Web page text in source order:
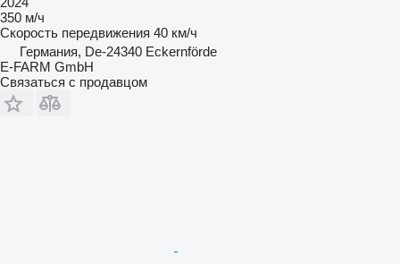
350 м/ч
Скорость передвижения 40 км/ч
Германия, De-24340 Eckernförde
E-FARM GmbH
Связаться с продавцом